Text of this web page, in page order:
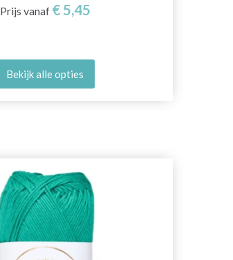
Prijs vanaf € 5,45
Bekijk alle opties